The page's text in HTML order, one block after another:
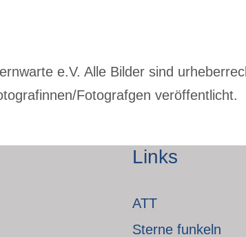
e.V. Alle Bilder sind
Fotografgen veröffentlicht.
Links
ATT
Sterne funkeln